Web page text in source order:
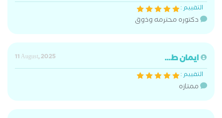
التقييم :
دكتوره محترمه وذوق
ايمان ط...
11 August, 2025
التقييم :
ممتازه